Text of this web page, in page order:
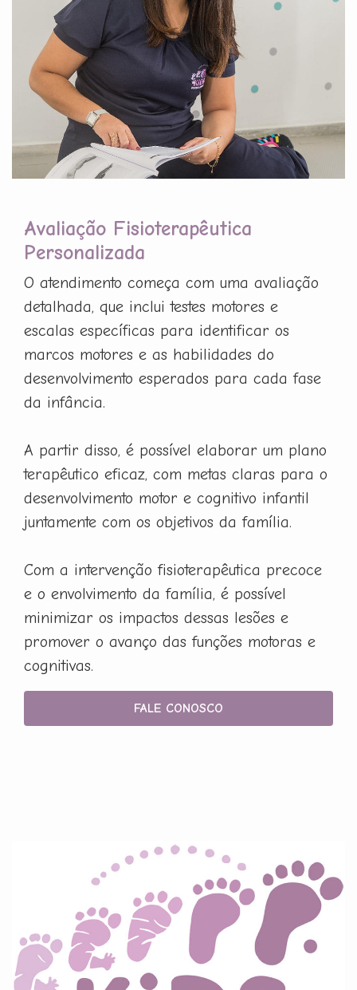
Avaliação Fisioterapêutica
Personalizada
O atendimento começa com uma avaliação
detalhada, que inclui testes motores e
escalas específicas para identificar os
marcos motores e as habilidades do
desenvolvimento esperados para cada fase
da infância.
A partir disso, é possível elaborar um plano
terapêutico eficaz, com metas claras para o
desenvolvimento motor e cognitivo infantil
juntamente com os objetivos da família.
Com a intervenção fisioterapêutica precoce
e o envolvimento da família, é possível
minimizar os impactos dessas lesões e
promover o avanço das funções motoras e
cognitivas.
FALE CONOSCO